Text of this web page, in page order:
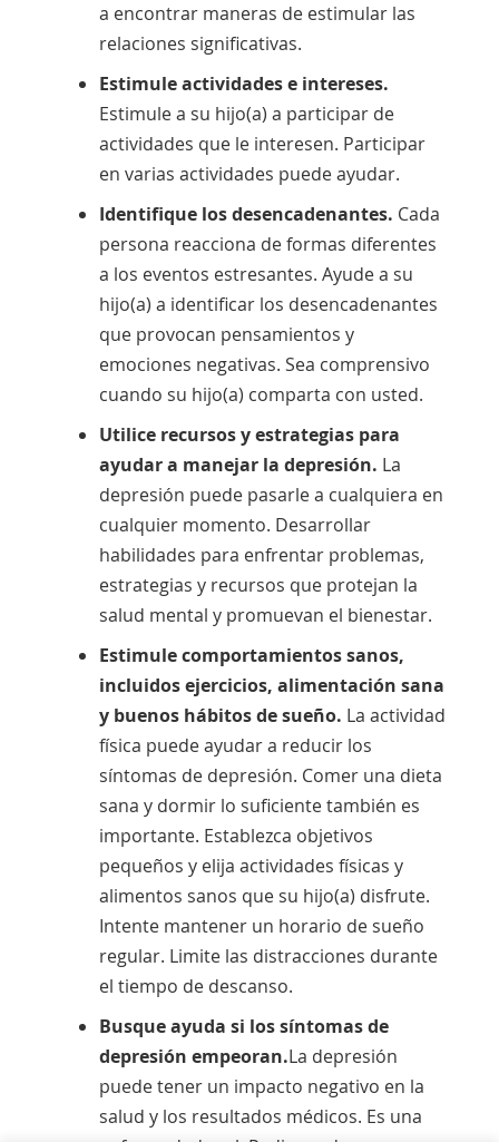
a encontrar maneras de estimular las
relaciones significativas.
Estimule actividades e intereses.
Estimule a su hijo(a) a participar de
actividades que le interesen. Participar
en varias actividades puede ayudar.
Identifique los desencadenantes. Cada
persona reacciona de formas diferentes
a los eventos estresantes. Ayude a su
hijo(a) a identificar los desencadenantes
que provocan pensamientos y
emociones negativas. Sea comprensivo
cuando su hijo(a) comparta con usted.
Utilice recursos y estrategias para
ayudar a manejar la depresión. La
depresión puede pasarle a cualquiera en
cualquier momento. Desarrollar
habilidades para enfrentar problemas,
estrategias y recursos que protejan la
salud mental y promuevan el bienestar.
Estimule comportamientos sanos,
incluidos ejercicios, alimentación sana
y buenos hábitos de sueño. La actividad
física puede ayudar a reducir los
síntomas de depresión. Comer una dieta
sana y dormir lo suficiente también es
importante. Establezca objetivos
pequeños y elija actividades físicas y
alimentos sanos que su hijo(a) disfrute.
Intente mantener un horario de sueño
regular. Limite las distracciones durante
el tiempo de descanso.
Busque ayuda si los síntomas de
depresión empeoran.La depresión
puede tener un impacto negativo en la
salud y los resultados médicos. Es una